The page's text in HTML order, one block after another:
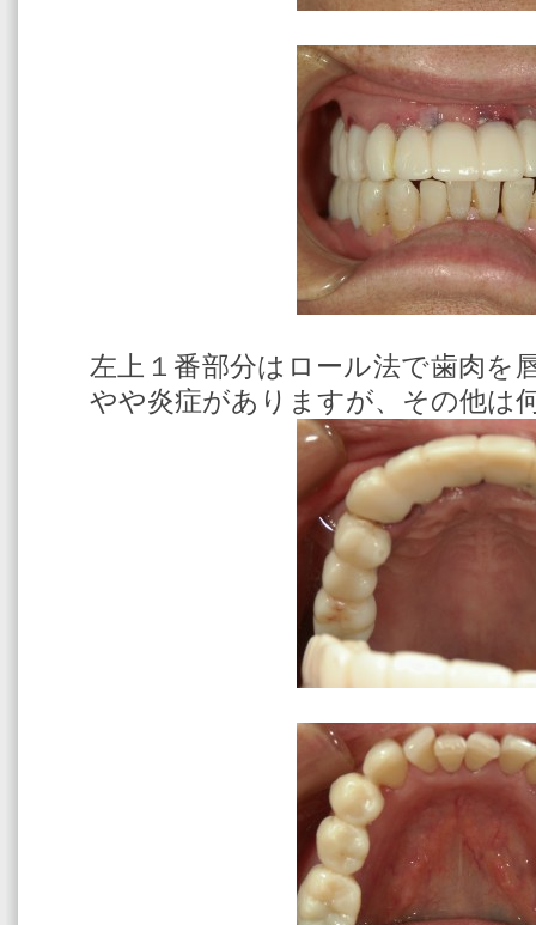
左上１番部分はロール法で歯肉を
やや炎症がありますが、その他は